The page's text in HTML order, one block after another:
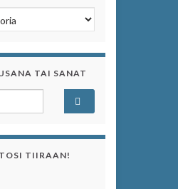
näet sen artikkelit
TAI SANAT
TIIRAAN!